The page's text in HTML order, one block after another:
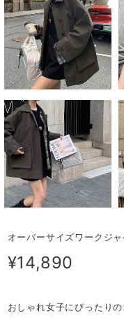
オーバーサイズワークジ
¥14,890
おしゃれ女子にぴったり